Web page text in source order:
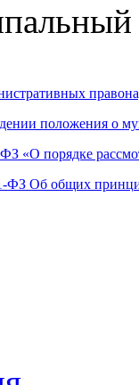
положения о
«О порядке
Об общих